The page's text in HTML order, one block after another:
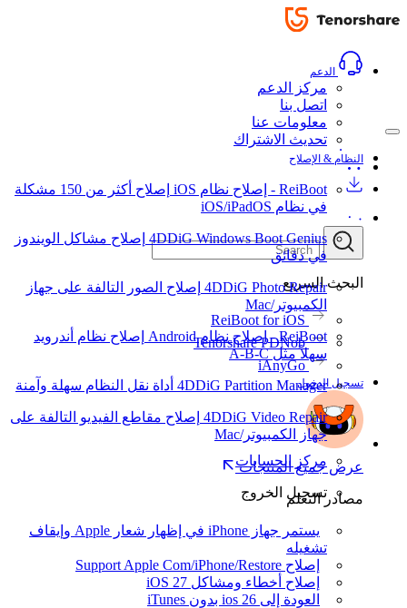
الدعم
مركز الدعم
اتصل بنا
معلومات عنا
تحديث الاشتراك
البحث السريع
ReiBoot for iOS
Tenorshare PDNob
iAnyGo
تسجيل الدخول
مركز الحسابات
تسجيل الخروج
النظام & الإصلاح
ReiBoot - إصلاح نظام iOS
إصلاح أكثر من 150 مشكلة
في نظام iOS/iPadOS
4DDiG Windows Boot Genius إصلاح مشاكل الويندوز
في دقائق
4DDiG Photo Repair إصلاح الصور التالفة على جهاز
الكمبيوتر/Mac
ReiBoot - إصلاح نظام Android
إصلاح نظام أندرويد
سهلاً مثل A-B-C
4DDiG Partition Manager أداة نقل النظام سهلة وآمنة
4DDiG Video Repair إصلاح مقاطع الفيديو التالفة على
جهاز الكمبيوتر/Mac
عرض جميع المنتجات
مصادر التعلم
يستمر جهاز iPhone في إظهار شعار Apple وإيقاف
تشغيله
إصلاح Support Apple Com/iPhone/Restore
إصلاح أخطاء ومشاكل iOS 27
العودة إلى ios 26 بدون iTunes